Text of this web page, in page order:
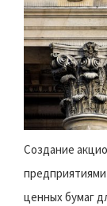
Создание
ценных бумаг